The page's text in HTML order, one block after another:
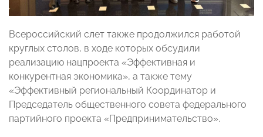
Всероссийский слет также продолжился работой
круглых столов, в ходе которых обсудили
реализацию нацпроекта «Эффективная и
конкурентная экономика», а также тему
«Эффективный региональный Координатор и
Председатель общественного совета федерального
партийного проекта «Предпринимательство».